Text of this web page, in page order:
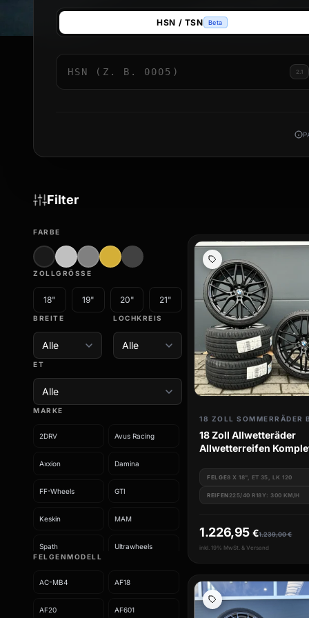
Der Kauf von Sommerkompletträdern im Set spart Ihnen
elektronisch ausgewuchtet und inklusive eventuell
In unserem Sortiment finden Sie Designs von führenden
spezifische Finishes suchen, jedes unserer Kompletträder
HSN / TSN Beta
2.1
Filter
FARBE
ZOLLGRÖSSE
18" 19" 20" 21"
BREITE LOCHKREIS
ET
MARKE
2DRV Avus Racing
Axxion Damina
FF-Wheels GTI
Keskin MAM
Spath Ultrawheels
FELGENMODELL
AC-MB4 AF18
AF20 AF601
18 ZOLL SOMMERRÄDER
18 Zoll Allwetteräder
Allwetterreifen
FELGE8 X 18", ET 35, LK 120
REIFEN225/40 R18Y: 300 KM/H
1.239,00€
1.226,95 €
inkl. 19% MwSt. & Versand